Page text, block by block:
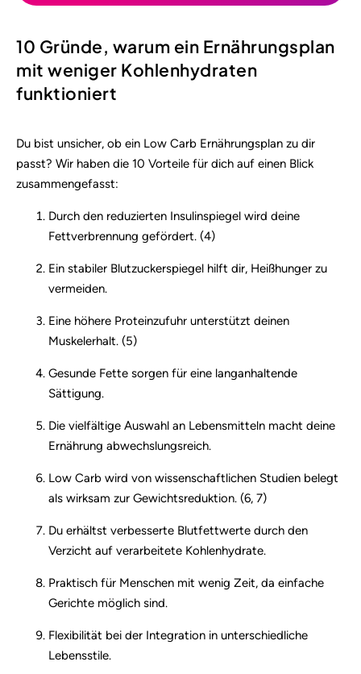
10 Gründe, warum ein Ernährungsplan
mit weniger Kohlenhydraten
funktioniert
Du bist unsicher, ob ein Low Carb Ernährungsplan zu dir
passt? Wir haben die 10 Vorteile für dich auf einen Blick
zusammengefasst:
Durch den reduzierten Insulinspiegel wird deine
Fettverbrennung gefördert. (4)
Ein stabiler Blutzuckerspiegel hilft dir, Heißhunger zu
vermeiden.
Eine höhere Proteinzufuhr unterstützt deinen
Muskelerhalt. (5)
Gesunde Fette sorgen für eine langanhaltende
Sättigung.
Die vielfältige Auswahl an Lebensmitteln macht deine
Ernährung abwechslungsreich.
Low Carb wird von wissenschaftlichen Studien belegt
als wirksam zur Gewichtsreduktion. (6, 7)
Du erhältst verbesserte Blutfettwerte durch den
Verzicht auf verarbeitete Kohlenhydrate.
Praktisch für Menschen mit wenig Zeit, da einfache
Gerichte möglich sind.
Flexibilität bei der Integration in unterschiedliche
Lebensstile.